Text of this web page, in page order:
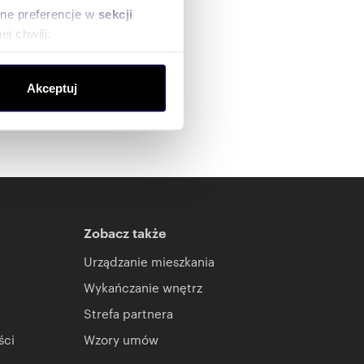
preferencje w sekcji
chwili.
społecznościowym,
od Ciebie lub
Akceptuj
Zobacz także
Urządzanie mieszkania
Wykańczanie wnętrz
Strefa partnera
Wzory umów